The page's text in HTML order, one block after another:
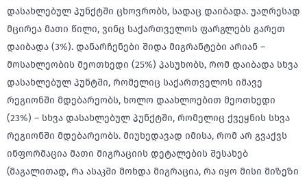
დასახლებულ პუნქტში ცხოვრობს, სადაც დაიბადა. უაღრესად
მცირეა მათი წილი, ვინც საქართველოს ფარგლებს გარეთ
დაიბადა (3%). დანარჩენები შიდა მიგრანტები არიან –
მოსახლეობის მეოთხედი (25%) პასუხობს, რომ დაიბადა სხვა
დასახლებულ პუნტში, რომელიც საქართველოს იმავე
რეგიონში მდებარეობს, ხოლო დაახლოებით მეოთხედი
(23%) – სხვა დასახლებულ პუნქტში, რომელიც ქვეყნის სხვა
რეგიონში მდებარეობს. მიუხედავად იმისა, რომ არ გვაქვს
ინფორმაცია მათი მიგრაციის დეტალების შესახებ
(მაგალითად, რა ასაკში მოხდა მიგრაცია, რა იყო მისი მიზეზი